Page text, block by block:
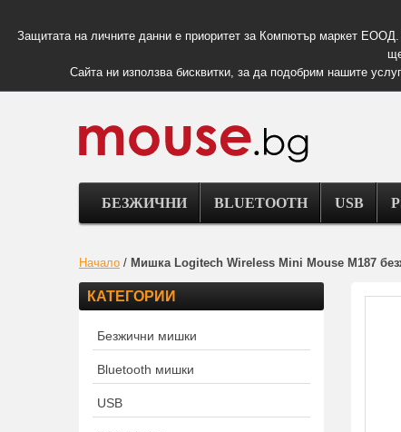
Защитата на личните данни е приоритет за Компютър маркет
Сайта ни използва бисквитки, за да подобрим нашите
БЕЗЖИЧНИ BLUETOOTH USB
Начало / Мишка Logitech Wireless Mini Mouse M187
КАТЕГОРИИ
Безжични мишки
Bluetooth мишки
USB